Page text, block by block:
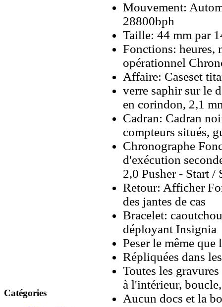
Catégories
Mouvement:
28800bph
Taille: 44 mm par
Fonctions: heures,
opérationnel
Affaire: Caseset
verre saphir sur le
en corindon, 2,1
Cadran: Cadran
compteurs situés,
Chronographe
d'exécution
2,0 Pusher - Start /
Retour: Afficher
des jantes de cas
Bracelet:
déployant Insignia
Peser le même
Répliquées dans
Toutes les
à l'intérieur,
Aucun docs et la